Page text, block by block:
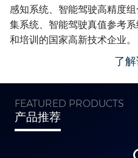
感知系统、智能驾驶高精度
集系统、智能驾驶真值参考
和培训的国家高新技术企业。
目前，公司产品已被广泛应
人、智慧城市、电力、农林
覆盖国内30多个省份与海外
了
FEATURED PRODUCTS
产品推荐